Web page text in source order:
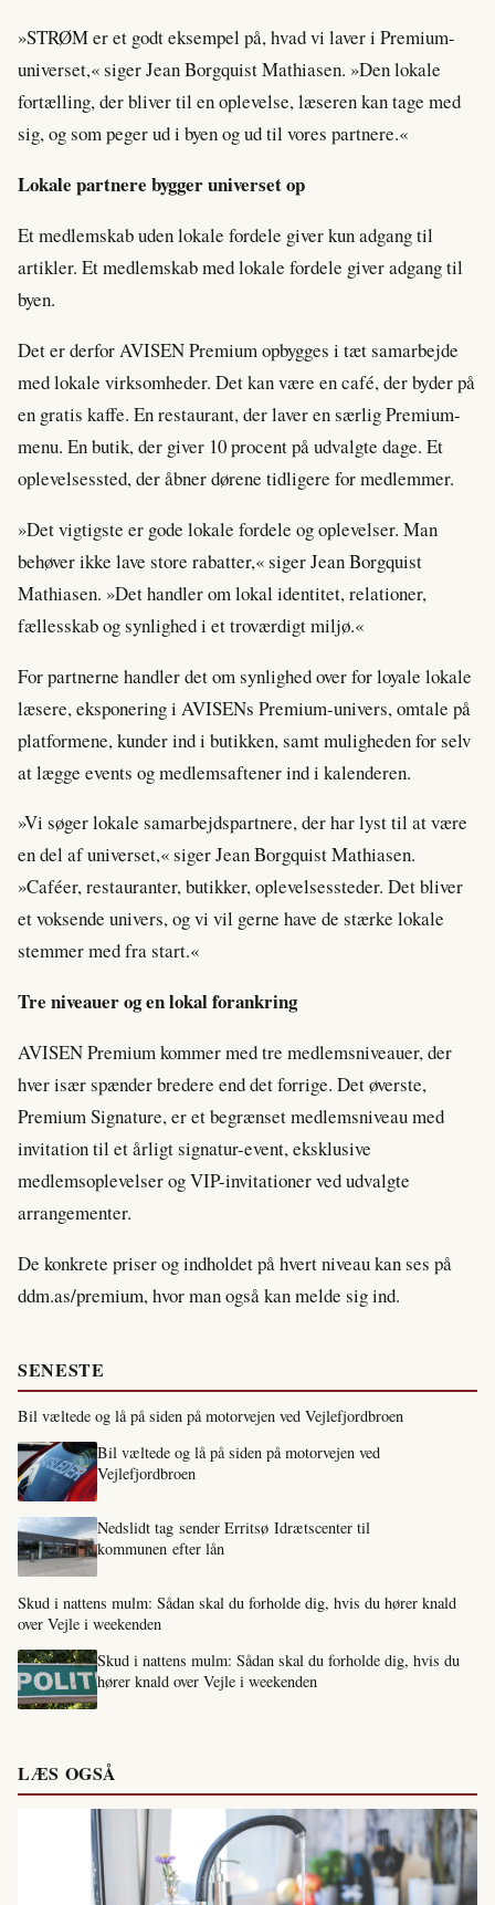
»STRØM er et godt eksempel på, hvad vi laver i Premium-
universet,« siger Jean Borgquist Mathiasen. »Den lokale
fortælling, der bliver til en oplevelse, læseren kan tage med
sig, og som peger ud i byen og ud til vores partnere.«
Lokale partnere bygger universet op
Et medlemskab uden lokale fordele giver kun adgang til
artikler. Et medlemskab med lokale fordele giver adgang til
byen.
Det er derfor AVISEN Premium opbygges i tæt samarbejde
med lokale virksomheder. Det kan være en café, der byder på
en gratis kaffe. En restaurant, der laver en særlig Premium-
menu. En butik, der giver 10 procent på udvalgte dage. Et
oplevelsessted, der åbner dørene tidligere for medlemmer.
»Det vigtigste er gode lokale fordele og oplevelser. Man
behøver ikke lave store rabatter,« siger Jean Borgquist
Mathiasen. »Det handler om lokal identitet, relationer,
fællesskab og synlighed i et troværdigt miljø.«
For partnerne handler det om synlighed over for loyale lokale
læsere, eksponering i AVISENs Premium-univers, omtale på
platformene, kunder ind i butikken, samt muligheden for selv
at lægge events og medlemsaftener ind i kalenderen.
»Vi søger lokale samarbejdspartnere, der har lyst til at være
en del af universet,« siger Jean Borgquist Mathiasen.
»Caféer, restauranter, butikker, oplevelsessteder. Det bliver
et voksende univers, og vi vil gerne have de stærke lokale
stemmer med fra start.«
Tre niveauer og en lokal forankring
AVISEN Premium kommer med tre medlemsniveauer, der
hver især spænder bredere end det forrige. Det øverste,
Premium Signature, er et begrænset medlemsniveau med
invitation til et årligt signatur-event, eksklusive
medlemsoplevelser og VIP-invitationer ved udvalgte
arrangementer.
De konkrete priser og indholdet på hvert niveau kan ses på
ddm.as/premium, hvor man også kan melde sig ind.
SENESTE
Bil væltede og lå på siden på motorvejen ved Vejlefjordbroen
Bil væltede og lå på siden på motorvejen ved
Vejlefjordbroen
Nedslidt tag sender Erritsø Idrætscenter til
kommunen efter lån
Skud i nattens mulm: Sådan skal du forholde dig, hvis du hører knald
over Vejle i weekenden
Skud i nattens mulm: Sådan skal du forholde dig, hvis du
hører knald over Vejle i weekenden
LÆS OGSÅ